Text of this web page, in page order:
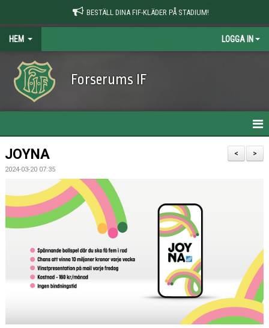
BESTÄLL DINA FIF-KLÄDER PÅ STADIUM!
HEM LOGGA IN
Forserums IF
HEM
NYHETER
OM KLUBBEN
KONTAKT
KALENDER
BILDGALLERI
>
<
JOYNA
2024-03-20 07:35